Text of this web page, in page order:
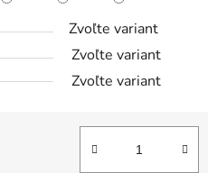
Zvoľte variant
Zvoľte variant
Zvoľte variant